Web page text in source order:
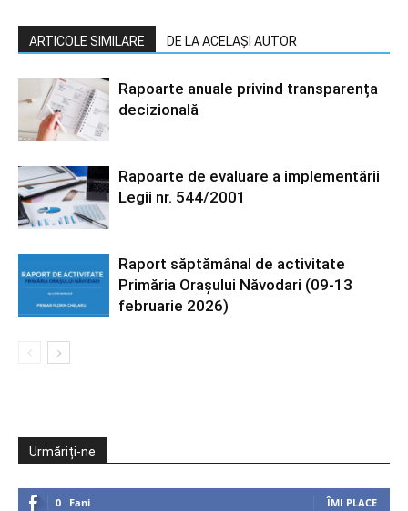
ARTICOLE SIMILARE DE LA ACELAȘI AUTOR
Rapoarte anuale privind transparența
decizională
Rapoarte de evaluare a implementării
Legii nr. 544/2001
Raport săptămânal de activitate
Primăria Orașului Năvodari (09-13
februarie 2026)
Urmăriți-ne
0 Fani ÎMI PLACE